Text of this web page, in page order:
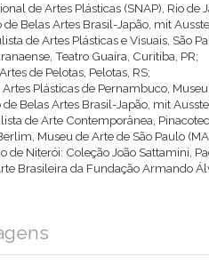
de Artes Plásticas (SNAP), Rio de
de Belas Artes Brasil-Japão, mit
de Artes Plásticas e Visuais, São
Teatro Guaíra, Curitiba, PR;
de Pelotas, Pelotas, RS;
Artes Plásticas de Pernambuco,
de Belas Artes Brasil-Japão, mit
de Arte Contemporânea,
Museu de Arte de São Paulo
de Niterói: Coleção João Sattamini,
Brasileira da Fundação Armando